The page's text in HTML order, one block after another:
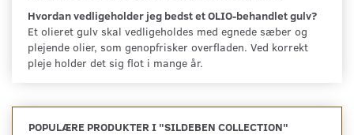
Hvordan vedligeholder jeg bedst et OLIO-behandlet gulv?
Et olieret gulv skal vedligeholdes med egnede sæber og
plejende olier, som genopfrisker overfladen. Ved korrekt
pleje holder det sig flot i mange år.
POPULÆRE PRODUKTER I "SILDEBEN COLLECTION"